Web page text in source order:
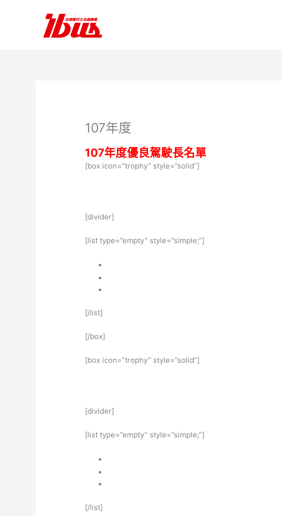
內
107年度
107年度優良駕駛長名單
[box icon=”trophy” style=”solid”]
[divider]
[list type=”empty” style=”simple;”]
[/list]
[/box]
[box icon=”trophy” style=”solid”]
[divider]
[list type=”empty” style=”simple;”]
[/list]